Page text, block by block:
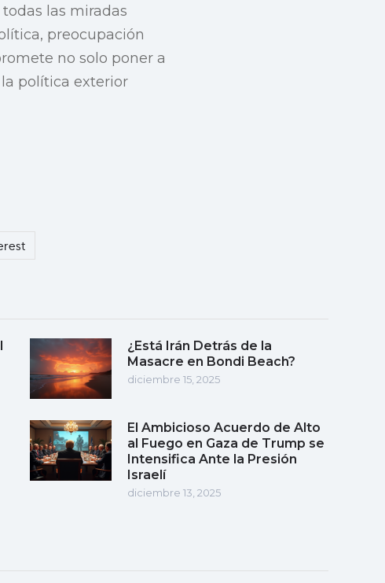
las miradas
preocupación
no solo poner a
política exterior
¿Está Irán Detrás de la
Masacre en Bondi Beach?
diciembre 15, 2025
El Ambicioso Acuerdo de Alto
al Fuego en Gaza de Trump se
Intensifica Ante la Presión
Israelí
diciembre 13, 2025